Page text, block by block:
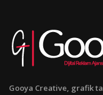
Gooya Creative, grafik